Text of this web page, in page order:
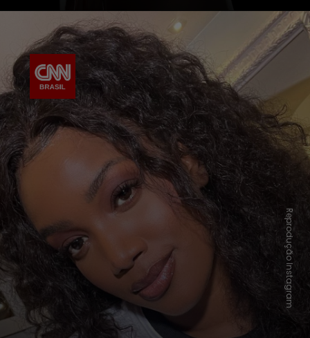
Reprodução Instagram